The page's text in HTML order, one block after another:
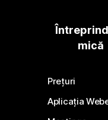
mică
Prețuri
Aplicația